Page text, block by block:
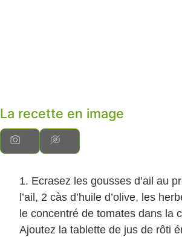
La recette en image
Ecrasez les gousses d’ail au
l’ail, 2 càs d’huile d’olive, les
le concentré de tomates dans la
Ajoutez la tablette de jus de rôti